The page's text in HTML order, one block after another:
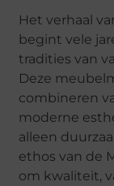
Het verhaal
begint vele
tradities van
Deze
combineren
moderne
alleen
ethos van de
om kwaliteit,